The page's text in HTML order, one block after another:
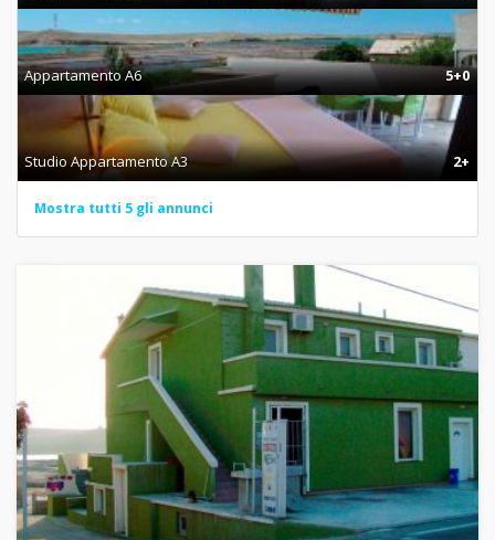
Appartamento A6 5+0
Studio Appartamento A3 2+
Mostra tutti 5 gli annunci